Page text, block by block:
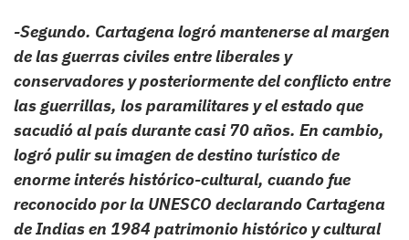
-Segundo. Cartagena logró mantenerse al margen
de las guerras civiles entre liberales y
conservadores y posteriormente del conflicto entre
las guerrillas, los paramilitares y el estado que
sacudió al país durante casi 70 años. En cambio,
logró pulir su imagen de destino turístico de
enorme interés histórico-cultural, cuando fue
reconocido por la UNESCO declarando Cartagena
de Indias en 1984 patrimonio histórico y cultural